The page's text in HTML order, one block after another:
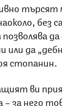
без
или да
стопанин.
ви
– за него